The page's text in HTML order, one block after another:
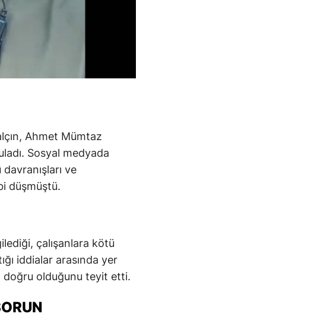
Ahmet Mümtaz
Sosyal medyada
ve
düşmüştü.
çalışanlara kötü
iddialar arasında yer
doğru olduğunu teyit etti.